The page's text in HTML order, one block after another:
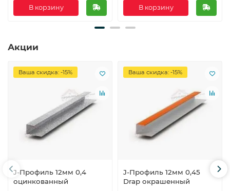
В корзину В корзину
Акции
Ваша скидка: -15%
J-Профиль 12мм 0,4
оцинкованный
Ваша скидка: -15%
J-Профиль 12мм 0,45
Drap окрашенный